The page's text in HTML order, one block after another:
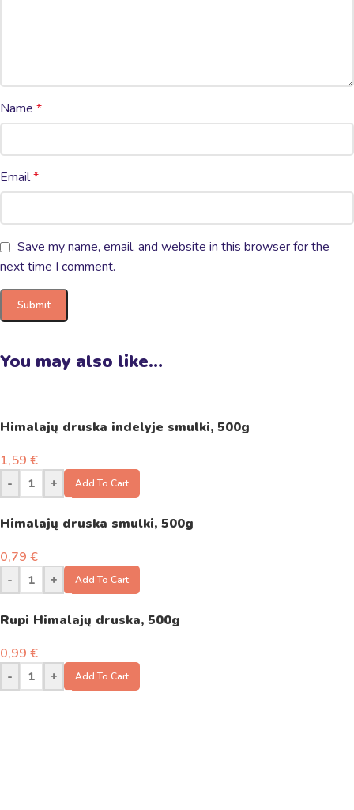
Name *
Email*
Save my name, email, and website in this browser for the
next time I comment.
You may also like…
Himalajų druska indelyje smulki, 500g
1,59 €
-
+ Add To Cart
Himalajų druska smulki, 500g
0,79 €
-
+ Add To Cart
Rupi Himalajų druska, 500g
0,99 €
-
+ Add To Cart